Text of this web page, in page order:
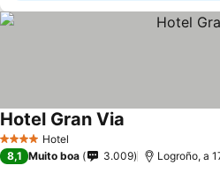
4 EstrelasHotel
Hotel Gran Via
8,1 Muito boa 3.009 Logroño, a